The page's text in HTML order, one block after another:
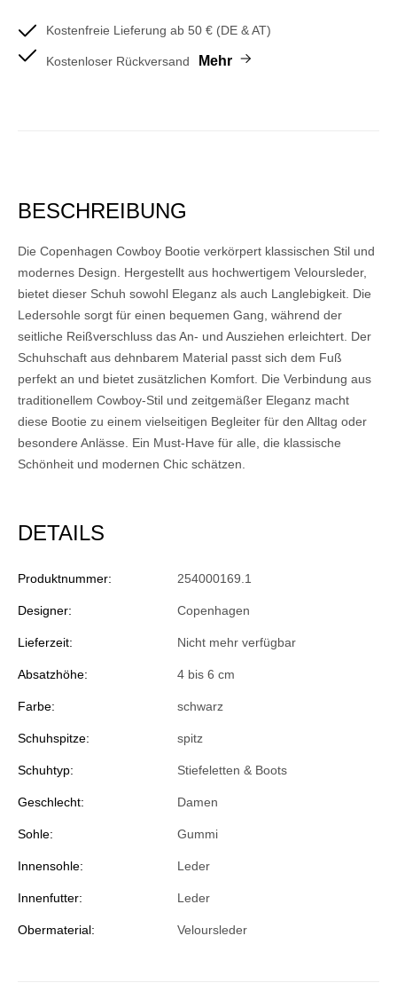
Kostenfreie Lieferung ab 50 € (DE & AT)
Kostenloser Rückversand Mehr
BESCHREIBUNG
Die Copenhagen Cowboy Bootie verkörpert klassischen Stil und
modernes Design. Hergestellt aus hochwertigem Veloursleder,
bietet dieser Schuh sowohl Eleganz als auch Langlebigkeit. Die
Ledersohle sorgt für einen bequemen Gang, während der
seitliche Reißverschluss das An- und Ausziehen erleichtert. Der
Schuhschaft aus dehnbarem Material passt sich dem Fuß
perfekt an und bietet zusätzlichen Komfort. Die Verbindung aus
traditionellem Cowboy-Stil und zeitgemäßer Eleganz macht
diese Bootie zu einem vielseitigen Begleiter für den Alltag oder
besondere Anlässe. Ein Must-Have für alle, die klassische
Schönheit und modernen Chic schätzen.
DETAILS
Produktnummer: 254000169.1
Designer: Copenhagen
Lieferzeit: Nicht mehr verfügbar
Absatzhöhe: 4 bis 6 cm
Farbe: schwarz
Schuhspitze: spitz
Schuhtyp: Stiefeletten & Boots
Geschlecht: Damen
Sohle: Gummi
Innensohle: Leder
Innenfutter: Leder
Obermaterial: Veloursleder